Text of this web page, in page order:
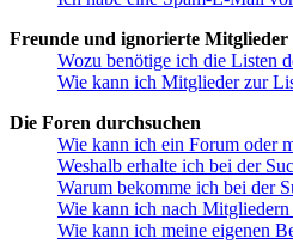
Freunde und ignorierte Mitglieder
Wozu benötige ich die Listen
Wie kann ich Mitglieder zur
Die Foren durchsuchen
Wie kann ich ein Forum oder
Weshalb erhalte ich bei der
Warum bekomme ich bei der
Wie kann ich nach Mitgliedern
Wie kann ich meine eigenen